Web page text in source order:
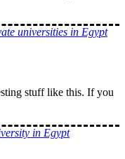
universities in Egypt
stuff like this. If you
in Egypt